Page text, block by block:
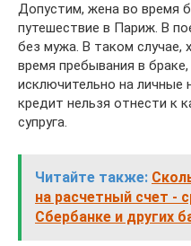
Допустим, жена во время
путешествие в Париж. В
без мужа. В таком случае,
время пребывания в
исключительно на
кредит нельзя отнести к
супруга.
Читайте также:
на расчетный счет -
Сбербанке и других